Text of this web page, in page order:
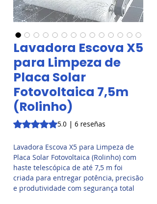
Lavadora Escova X5
para Limpeza de
Placa Solar
Fotovoltaica 7,5m
(Rolinho)
Según 6 reseñas, la calificación es de 5.0
5.0 | 6 reseñas
Lavadora Escova X5 para Limpeza de
Placa Solar Fotovoltaica (Rolinho) com
haste telescópica de até 7,5 m foi
criada para entregar potência, precisão
e produtividade com segurança total